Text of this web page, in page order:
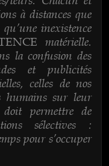
à distances que
inexistence
matérielle.
la confusion des
et publicités
celles de nos
humains sur leur
permettre de
sélectives :
pour s’occuper